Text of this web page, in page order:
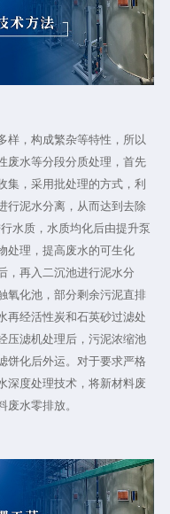
样，构成繁杂等特性，所以
废水等分段分质处理，首先
集，采用批处理的方式，利
行泥水分离，从而达到去除
水质，水质均化后由提升泵
处理，提高废水的可生化
，再入二沉池进行泥水分
氧化池，部分剩余污泥直排
再经活性炭和石英砂过滤处
压滤机处理后，污泥浓缩池
饼化后外运。对于要求严格
深度处理技术，将新材料废
水零排放。